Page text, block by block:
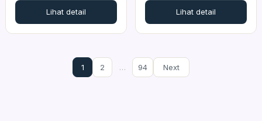
Lihat detail Lihat detail
1 2 … 94 Next